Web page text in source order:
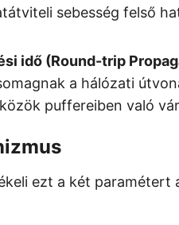
sebesség felső
idő (Round-trip
a hálózati
puffereiben való
ezt a két paramétert